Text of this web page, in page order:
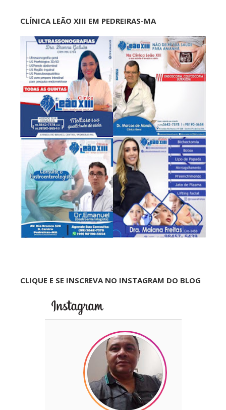
CLÍNICA LEÃO XIII EM PEDREIRAS-MA
CLIQUE E SE INSCREVA NO INSTAGRAM DO BLOG